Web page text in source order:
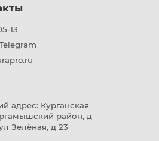
13
адрес: Курганская
район, д
Зелёная, д 23